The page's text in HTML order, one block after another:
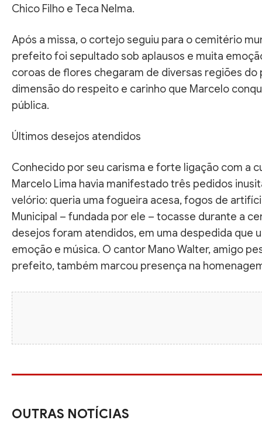
Chico Filho e Teca Nelma.
Após a missa, o cortejo seguiu para o cemitério
prefeito foi sepultado sob aplausos e muita
coroas de flores chegaram de diversas regiões do
dimensão do respeito e carinho que Marcelo
pública.
Últimos desejos atendidos
Conhecido por seu carisma e forte ligação com a
Marcelo Lima havia manifestado três pedidos
velório: queria uma fogueira acesa, fogos de
Municipal – fundada por ele – tocasse durante a
desejos foram atendidos, em uma despedida que
emoção e música. O cantor Mano Walter, amigo
prefeito, também marcou presença na
OUTRAS NOTÍCIAS